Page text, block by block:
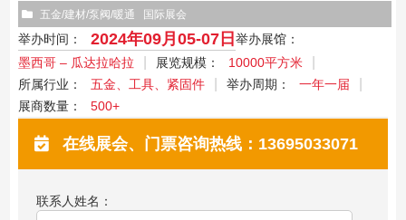
五金/建材/泵阀/暖通 国际展会
举办时间： 2024年09月05-07日 举办展馆：
墨西哥 – 瓜达拉哈拉
展览规模：
10000平方米
所属行业：
五金、工具、紧固件 举办周期：
一年一届
展商数量：
500+
在线展会、门票咨询热线：13695033071
联系人姓名：